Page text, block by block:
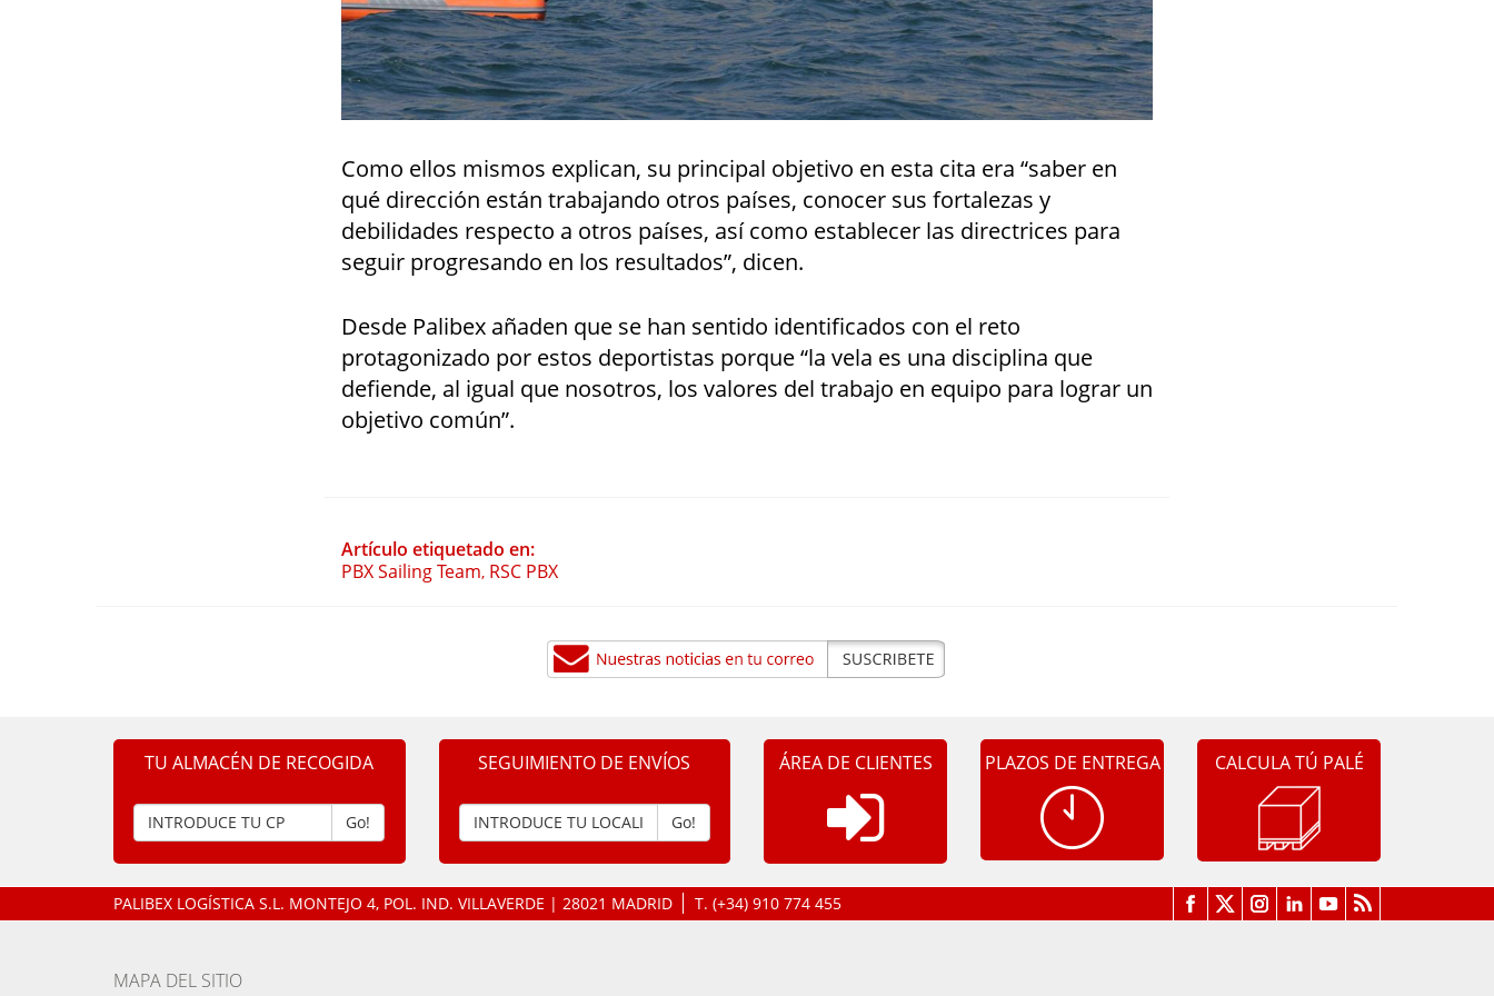
Como ellos mismos explican, su principal objetivo en esta cita era “saber en
qué dirección están trabajando otros países, conocer sus fortalezas y
debilidades respecto a otros países, así como establecer las directrices para
seguir progresando en los resultados”, dicen.
Desde Palibex añaden que se han sentido identificados con el reto
protagonizado por estos deportistas porque “la vela es una disciplina que
defiende, al igual que nosotros, los valores del trabajo en equipo para lograr un
objetivo común”.
Artículo etiquetado en:
PBX Sailing Team, RSC PBX
TU ALMACÉN DE RECOGIDA
Go!
SEGUIMIENTO DE ENVÍOS
Go!
ÁREA DE CLIENTES PLAZOS DE ENTREGA CALCULA TÚ PALÉ
PALIBEX LOGÍSTICA S.L. MONTEJO 4, POL. IND. VILLAVERDE | 28021 MADRID T. (+34) 910 774 455
MAPA DEL SITIO